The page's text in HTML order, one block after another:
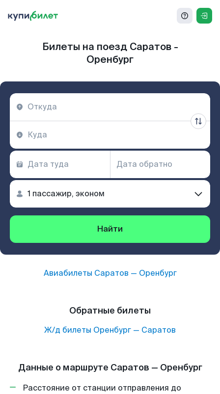
Билеты на поезд Саратов -
Оренбург
Найти
Авиабилеты Саратов — Оренбург
Обратные билеты
Ж/д билеты Оренбург — Саратов
Данные о маршруте Саратов — Оренбург
Расстояние от станции отправления до